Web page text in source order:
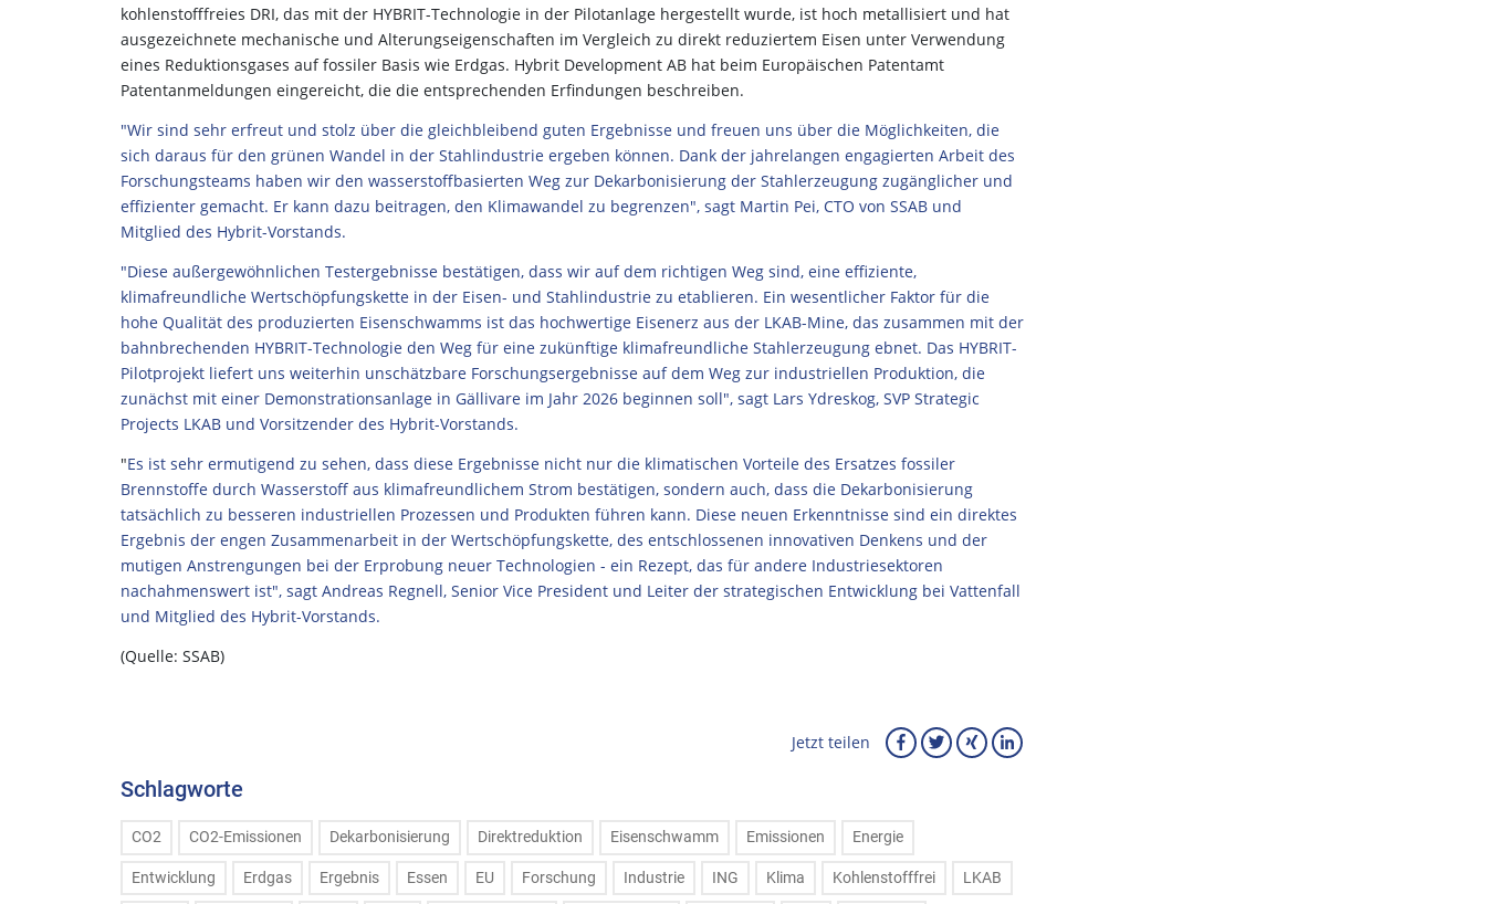
kohlenstofffreies DRI, das mit der HYBRIT-Technologie in der Pilotanlage hergestellt wurde, ist hoch metallisiert und hat
ausgezeichnete mechanische und Alterungseigenschaften im Vergleich zu direkt reduziertem Eisen unter Verwendung
eines Reduktionsgases auf fossiler Basis wie Erdgas. Hybrit Development AB hat beim Europäischen Patentamt
Patentanmeldungen eingereicht, die die entsprechenden Erfindungen beschreiben.
"Wir sind sehr erfreut und stolz über die gleichbleibend guten Ergebnisse und freuen uns über die Möglichkeiten, die
sich daraus für den grünen Wandel in der Stahlindustrie ergeben können. Dank der jahrelangen engagierten Arbeit des
Forschungsteams haben wir den wasserstoffbasierten Weg zur Dekarbonisierung der Stahlerzeugung zugänglicher und
effizienter gemacht. Er kann dazu beitragen, den Klimawandel zu begrenzen", sagt Martin Pei, CTO von SSAB und
Mitglied des Hybrit-Vorstands.
"Diese außergewöhnlichen Testergebnisse bestätigen, dass wir auf dem richtigen Weg sind, eine effiziente,
klimafreundliche Wertschöpfungskette in der Eisen- und Stahlindustrie zu etablieren. Ein wesentlicher Faktor für die
hohe Qualität des produzierten Eisenschwamms ist das hochwertige Eisenerz aus der LKAB-Mine, das zusammen mit der
bahnbrechenden HYBRIT-Technologie den Weg für eine zukünftige klimafreundliche Stahlerzeugung ebnet. Das HYBRIT-
Pilotprojekt liefert uns weiterhin unschätzbare Forschungsergebnisse auf dem Weg zur industriellen Produktion, die
zunächst mit einer Demonstrationsanlage in Gällivare im Jahr 2026 beginnen soll", sagt Lars Ydreskog, SVP Strategic
Projects LKAB und Vorsitzender des Hybrit-Vorstands.
"Es ist sehr ermutigend zu sehen, dass diese Ergebnisse nicht nur die klimatischen Vorteile des Ersatzes fossiler
Brennstoffe durch Wasserstoff aus klimafreundlichem Strom bestätigen, sondern auch, dass die Dekarbonisierung
tatsächlich zu besseren industriellen Prozessen und Produkten führen kann. Diese neuen Erkenntnisse sind ein direktes
Ergebnis der engen Zusammenarbeit in der Wertschöpfungskette, des entschlossenen innovativen Denkens und der
mutigen Anstrengungen bei der Erprobung neuer Technologien - ein Rezept, das für andere Industriesektoren
nachahmenswert ist", sagt Andreas Regnell, Senior Vice President und Leiter der strategischen Entwicklung bei Vattenfall
und Mitglied des Hybrit-Vorstands.
(Quelle: SSAB)
Jetzt teilen
Schlagworte
CO2 CO2-Emissionen Dekarbonisierung Direktreduktion Eisenschwamm Emissionen Energie
Entwicklung Erdgas Ergebnis Essen EU Forschung Industrie ING Klima Kohlenstofffrei LKAB